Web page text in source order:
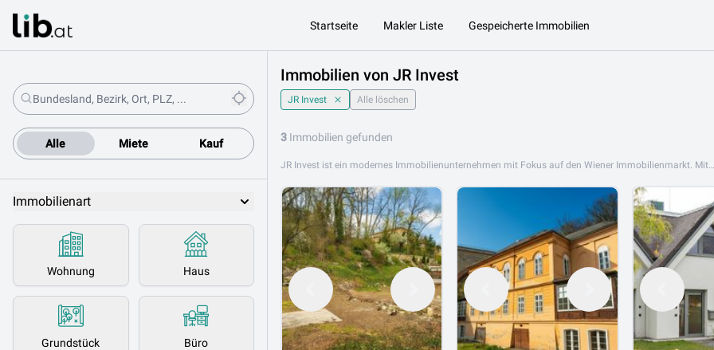
Startseite Makler Liste Gespeicherte Immobilien
Alle Miete Kauf
Immobilienart
Wohnung Haus
Grundstück Büro
Immobilien von JR Invest
JR Invest Alle löschen
3 Immobilien gefunden
JR Invest ist ein modernes Immobilienunternehmen mit Fokus auf den Wiener Immobilienmarkt. Mit einem dynamischen Team und umfassendem Marktwissen bietet JR Invest seinen Kunden professionelle Beratung beim Kauf, Verkauf und der Vermietung von Immobilien in Wien. Das Angebot von JR Invest umfasst Eigentumswohnungen, Mietwohnungen, Anlageimmobilien und Zinshäuser. JR Invest steht für innovative Lösungen, persönlichen Service und eine transparente Abwicklung jeder Transaktion. JR Invest ist an folgendem Standort aktiv: 1010 Wien. Stöbern Sie jetzt in den aktuellen Angeboten von JR Invest auf Lib.at. Finden Sie Ihre nächste Immobilie oder Kapitalanlage in Wien – professionell beraten und direkt vom Makler.